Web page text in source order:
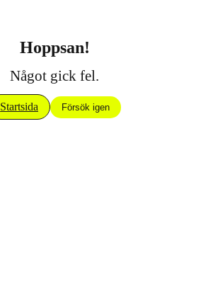
Hoppsan!
Något gick fel.
Startsida Försök igen